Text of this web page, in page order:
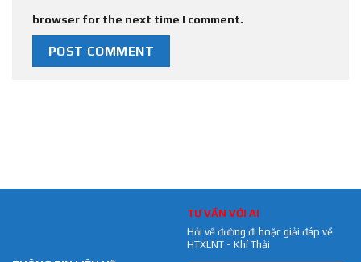
browser for the next time I comment.
TƯ VẤN VỚI AI
Hỏi về đường đi hoặc giải đáp về
HTXLNT - Khí Thải